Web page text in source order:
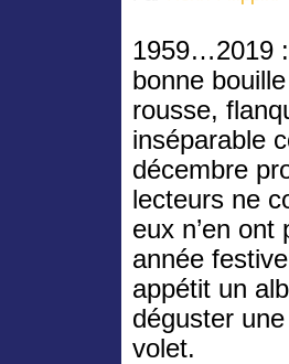
1959…2019
bonne
rousse,
inséparable
décembre
lecteurs ne
eux n’en
année
appétit un
déguster
volet.